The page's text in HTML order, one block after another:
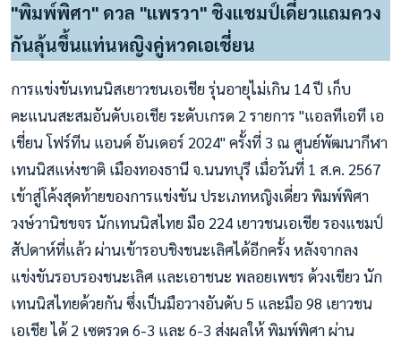
"พิมพ์พิศา" ดวล "แพรวา" ชิงแชมป์เดี่ยวแถมควง
กันลุ้นขึ้นแท่นหญิงคู่หวดเอเชี่ยน
การแข่งขันเทนนิสเยาวชนเอเชีย รุ่นอายุไม่เกิน 14 ปี เก็บ
คะแนนสะสมอันดับเอเชีย ระดับเกรด 2 รายการ "แอลทีเอที เอ
เชี่ยน โฟร์ทีน แอนด์ อันเดอร์ 2024" ครั้งที่ 3 ณ ศูนย์พัฒนากีฬา
เทนนิสแห่งชาติ เมืองทองธานี จ.นนทบุรี เมื่อวันที่ 1 ส.ค. 2567
เข้าสู่โค้งสุดท้ายของการแข่งขัน ประเภทหญิงเดี่ยว พิมพ์พิศา
วงษ์วานิชขจร นักเทนนิสไทย มือ 224 เยาวชนเอเชีย รองแชมป์
สัปดาห์ที่แล้ว ผ่านเข้ารอบชิงชนะเลิศได้อีกครั้ง หลังจากลง
แข่งขันรอบรองชนะเลิศ และเอาชนะ พลอยเพชร ด้วงเขียว นัก
เทนนิสไทยด้วยกัน ซึ่งเป็นมือวางอันดับ 5 และมือ 98 เยาวชน
เอเชีย ได้ 2 เซตรวด 6-3 และ 6-3 ส่งผลให้ พิมพ์พิศา ผ่าน